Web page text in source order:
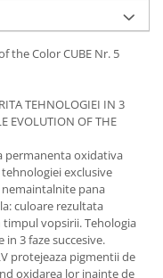
the Color CUBE Nr. 5
TEHNOLOGIEI IN 3
EVOLUTION OF THE
permanenta oxidativa
tehnologiei exclusive
nemaintalnite pana
culoare rezultata
vopsirii. Tehologia
3 faze succesive.
protejeaza pigmentii de
oxidarea lor inainte de